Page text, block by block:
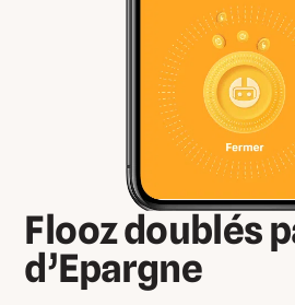
Flooz doublés
d’Epargne